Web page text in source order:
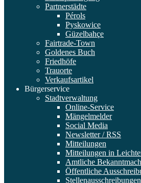
Partnerstädte
Pérols
Pyskowice
Güzelbahçe
Fairtrade-Town
Goldenes Buch
Friedhöfe
Trauorte
Verkaufsartikel
Bürgerservice
Stadtverwaltung
Online-Service
Mängelmelder
Social Media
Newsletter / RSS
Mitteilungen
Mitteilungen in
Amtliche
Öffentliche
Stellenausschreibungen